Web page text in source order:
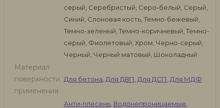
серый, Серебристый, Серо-белый, Серый,
Синий, Слоновая кость, Темно-бежевый,
Темно-зеленый, Темно-коричневый, Темно-
серый, Фиолетовый, Хром, Черно-серый,
Черный, Черный матовый, Шоколадный
Материал
поверхности
применения
Для бетона Для ДВП Для ДСП Для МДФ
Анти-плесень Водонепроницаемые